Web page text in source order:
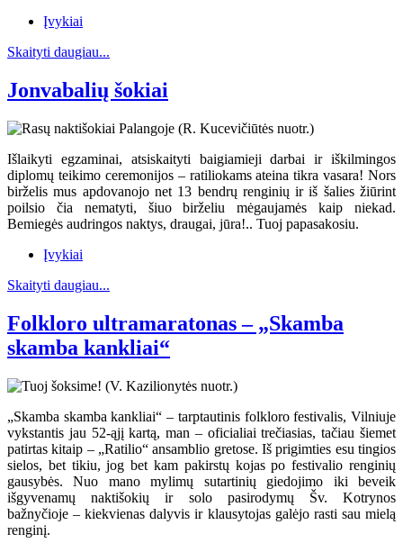
Įvykiai
Skaityti daugiau...
Jonvabalių šokiai
Išlaikyti egzaminai, atsiskaityti baigiamieji darbai ir iškilmingos
diplomų teikimo ceremonijos – ratiliokams ateina tikra vasara! Nors
birželis mus apdovanojo net 13 bendrų renginių ir iš šalies žiūrint
poilsio čia nematyti, šiuo birželiu mėgaujamės kaip niekad.
Bemiegės audringos naktys, draugai, jūra!.. Tuoj papasakosiu.
Įvykiai
Skaityti daugiau...
Folkloro ultramaratonas – „Skamba
skamba kankliai“
„Skamba skamba kankliai“ – tarptautinis folkloro festivalis, Vilniuje
vykstantis jau 52-ąjį kartą, man – oficialiai trečiasias, tačiau šiemet
patirtas kitaip – „Ratilio“ ansamblio gretose. Iš prigimties esu tingios
sielos, bet tikiu, jog bet kam pakirstų kojas po festivalio renginių
gausybės. Nuo mano mylimų sutartinių giedojimo iki beveik
išgyvenamų naktišokių ir solo pasirodymų Šv. Kotrynos
bažnyčioje – kiekvienas dalyvis ir klausytojas galėjo rasti sau mielą
renginį.